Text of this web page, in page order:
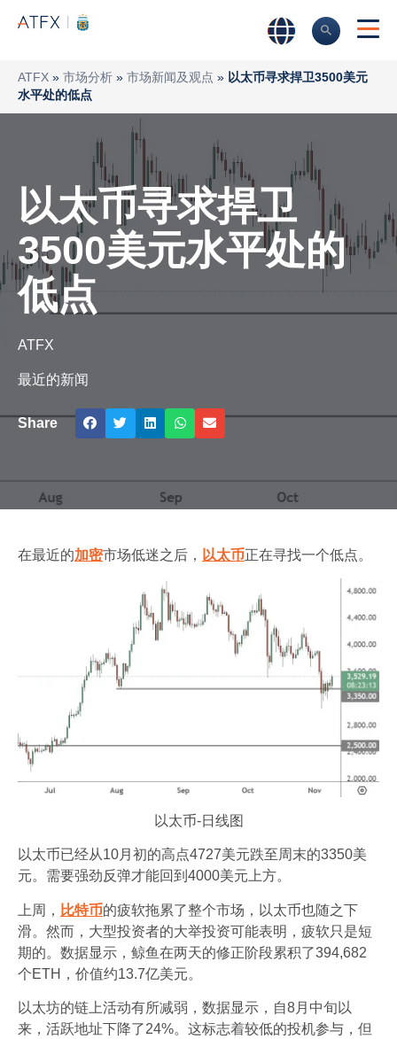
ATFX » 市场分析 » 市场新闻及观点 » 以太币寻求捍卫3500美元
水平处的低点
以太币寻求捍卫
3500美元水平处的
低点
ATFX
最近的新闻
Share
在最近的加密市场低迷之后， 以太币正在寻找一个低点。
以太币-日线图
以太币已经从10月初的高点4727美元跌至周末的3350美
元。需要强劲反弹才能回到4000美元上方。
上周， 比特币的疲软拖累了整个市场，以太币也随之下
滑。然而，大型投资者的大举投资可能表明，疲软只是短
期的。数据显示，鲸鱼在两天的修正阶段累积了394,682
个ETH，价值约13.7亿美元。
以太坊的链上活动有所减弱，数据显示，自8月中旬以
来，活跃地址下降了24%。这标志着较低的投机参与，但